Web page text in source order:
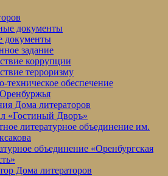
документы
документы
задание
коррупции
терроризму
техническое обеспечение
Дома литераторов
«Гостиный Дворъ»
литературное объединение им.
объединение «Оренбургская
Дома литераторов